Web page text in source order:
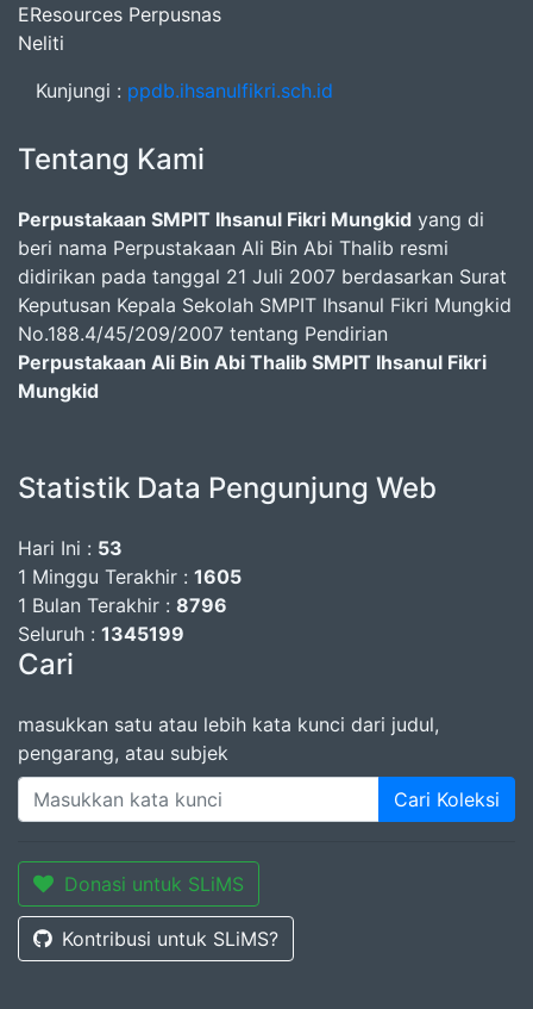
EResources Perpusnas
Neliti
Kunjungi : ppdb.ihsanulfikri.sch.id
Tentang Kami
Perpustakaan SMPIT Ihsanul Fikri Mungkid yang di
beri nama Perpustakaan Ali Bin Abi Thalib resmi
didirikan pada tanggal 21 Juli 2007 berdasarkan Surat
Keputusan Kepala Sekolah SMPIT Ihsanul Fikri Mungkid
No.188.4/45/209/2007 tentang Pendirian
Perpustakaan Ali Bin Abi Thalib SMPIT Ihsanul Fikri
Mungkid
Statistik Data Pengunjung Web
Hari Ini : 53
1 Minggu Terakhir : 1605
1 Bulan Terakhir : 8796
Seluruh : 1345199
Cari
masukkan satu atau lebih kata kunci dari judul,
pengarang, atau subjek
Cari Koleksi
Donasi untuk SLiMS
Kontribusi untuk SLiMS?